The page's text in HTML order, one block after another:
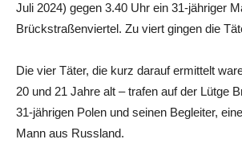
Juli 2024) gegen 3.40 Uhr ein 31-jähriger
Brückstraßenviertel. Zu viert gingen die
Die vier Täter, die kurz darauf ermittelt
20 und 21 Jahre alt – trafen auf der Lütge
31-jährigen Polen und seinen Begleiter,
Mann aus Russland.